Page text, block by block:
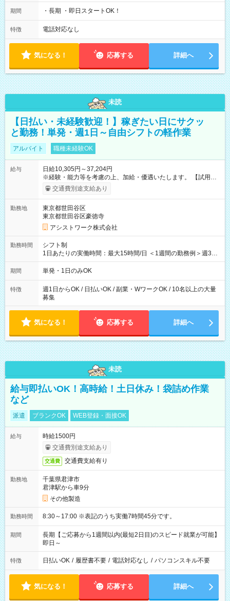
期間 ・長期 ・即日スタートOK！
特徴 電話対応なし
気になる！ 応募する 詳細へ
未読
【日払い・未経験歓迎！】稼ぎたい日にサクッ
と勤務！単発・週1日～自由シフトの軽作業
アルバイト 職種未経験OK
給与
日給10,305円～37,204円
※経験・能力等を考慮の上、加給・優遇いたします。 【試用期
間】試用期間なし
交通費別途支給あり
勤務地
東京都世田谷区
東京都世田谷区豪徳寺
アシストワーク株式会社
勤務時間
シフト制
1日あたりの実働時間：最大15時間/日 ＜1週間の勤務例＞週3回
勤務 勤務：月・水・金 休み：火・木・土・日 好きな時にお仕事
可能です！ ※1日あたりの最大実働時間は日勤、夜勤共に勤務し
期間 単発・1日のみOK
特徴
週1日からOK / 日払いOK / 副業・WワークOK / 10名以上の大量
募集
気になる！ 応募する 詳細へ
未読
給与即払いOK！高時給！土日休み！袋詰め作業
など
派遣 ブランクOK WEB登録・面接OK
給与
時給1500円
交通費別途支給あり
交通費 交通費支給有り
勤務地
千葉県君津市
君津駅から車9分
その他製造
勤務時間 8:30～17:00 ※表記のうち実働7時間45分です。
期間
長期【ご応募から1週間以内(最短2日目)のスピード就業が可能】
即日～
特徴 日払いOK / 履歴書不要 / 電話対応なし / パソコンスキル不要
気になる！ 応募する 詳細へ